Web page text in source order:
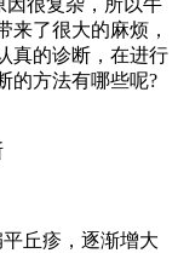
因很复杂，所以牛
来了很大的麻烦，
真的诊断，在进行
的方法有哪些呢?
丘疹，逐渐增大